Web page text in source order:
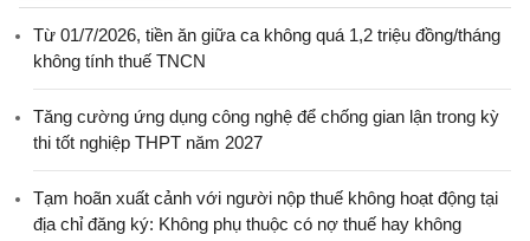
Từ 01/7/2026, tiền ăn giữa ca không quá 1,2 triệu đồng/tháng
không tính thuế TNCN
Tăng cường ứng dụng công nghệ để chống gian lận trong kỳ
thi tốt nghiệp THPT năm 2027
Tạm hoãn xuất cảnh với người nộp thuế không hoạt động tại
địa chỉ đăng ký: Không phụ thuộc có nợ thuế hay không